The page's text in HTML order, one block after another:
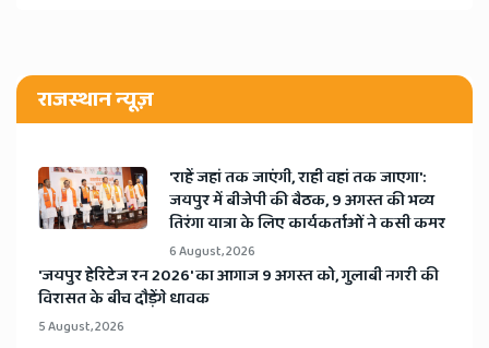
राजस्थान न्यूज़
'राहें जहां तक जाएंगी, राही वहां तक जाएगा':
जयपुर में बीजेपी की बैठक, 9 अगस्त की भव्य
तिरंगा यात्रा के लिए कार्यकर्ताओं ने कसी कमर
6 August, 2026
​'जयपुर हेरिटेज रन 2026' का आगाज 9 अगस्त को, गुलाबी नगरी की
विरासत के बीच दौड़ेंगे धावक
5 August, 2026